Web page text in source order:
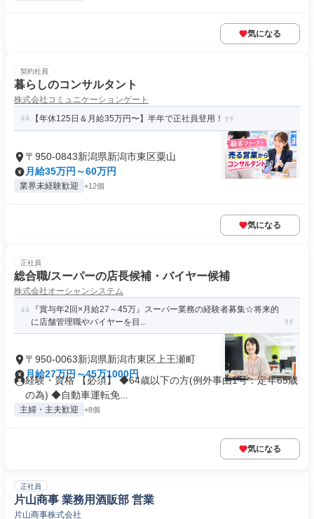
気になる
契約社員
暮らしのコンサルタント
株式会社コミュニケーションゲート
【年休125日＆月給35万円〜】半年で正社員登用！
〒950-0843新潟県新潟市東区粟山
月給35万円～60万円
業界未経験歓迎 +12個
気になる
正社員
総合職/スーパーの店長候補・バイヤー候補
株式会社オーシャンシステム
『賞与年2回×月給27～45万』スーパー業務の経験者募集☆将来的
に店舗管理職やバイヤーを目...
〒950-0063新潟県新潟市東区上王瀬町
月給27万円～45万1000円
経験・資格 【必須】 ◆64歳以下の方(例外事由1号：定年65歳
の為) ◆自動車運転免...
主婦・主夫歓迎 +8個
気になる
正社員
片山商事 業務用酒販部 営業
片山商事株式会社